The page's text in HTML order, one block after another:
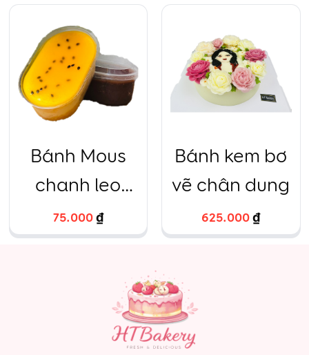
Bánh Mous
chanh leo
ovan
75.000₫
Bánh kem bơ
vẽ chân dung
625.000₫